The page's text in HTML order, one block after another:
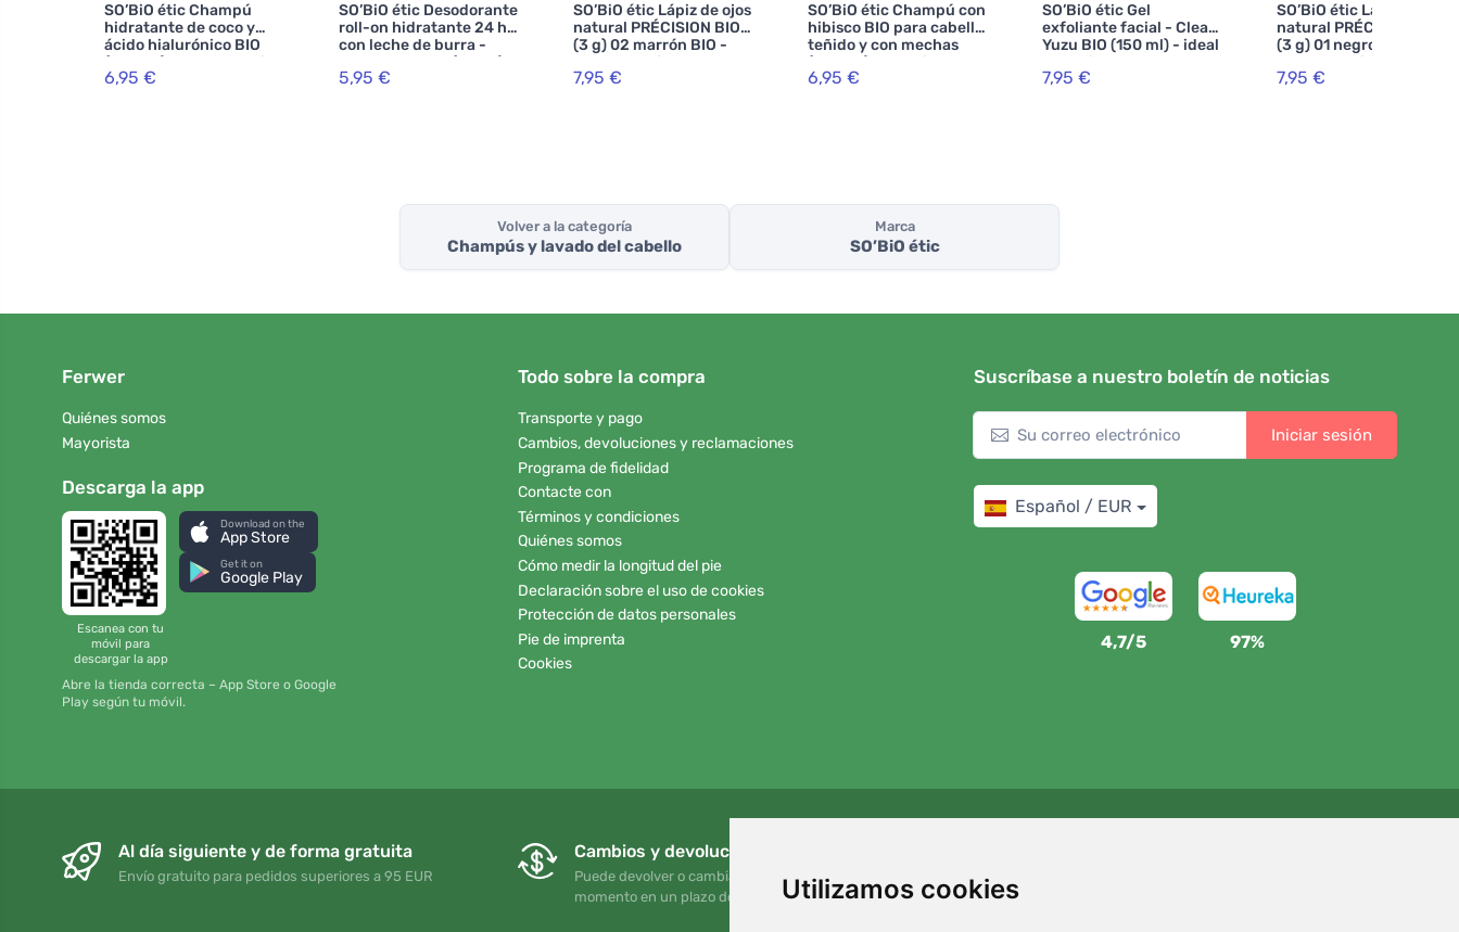
Utilizamos cookies
SO’BiO étic Champú
hidratante de coco y
ácido hialurónico BIO
(250 ml) - para todo tipo
de cabello
6,95 €
SO’BiO étic Desodorante
roll-on hidratante 24 h
con leche de burra -
recargable BIO (50 ml) -
también para pieles
5,95 €
SO’BiO étic Lápiz de ojos
natural PRÉCISION BIO
(3 g) 02 marrón BIO -
realza tus ojos
7,95 €
SO’BiO étic Champú con
hibisco BIO para cabello
teñido y con mechas
(250 ml) - mantiene el
color radiante
6,95 €
SO’BiO étic Gel
exfoliante facial - Clean
Yuzu BIO (150 ml) - ideal
para piel grasa
7,95 €
SO’BiO étic Lápiz de ojos
natural PRÉCISION BIO
(3 g) 01 negro BIO -
realza tus ojos
7,95 €
Volver a la categoría
Champús y lavado del cabello
Marca
SO’BiO étic
Ferwer
Quiénes somos
Mayorista
Descarga la app
Escanea con tu
móvil para
descargar la app
Download on the
App Store
Get it on
Google Play
Abre la tienda correcta – App Store o Google
Play según tu móvil.
Todo sobre la compra
Transporte y pago
Cambios, devoluciones y reclamaciones
Programa de fidelidad
Contacte con
Términos y condiciones
Quiénes somos
Cómo medir la longitud del pie
Declaración sobre el uso de cookies
Protección de datos personales
Pie de imprenta
Cookies
Suscríbase a nuestro boletín de noticias
Iniciar sesión
Español / EUR
4,7/5 97%
Al día siguiente y de forma gratuita
Envío gratuito para pedidos superiores a 95 EUR
Cambios y devoluciones gratuitos
Puede devolver o cambiar su pedido en cualquier
momento en un plazo de 90 días